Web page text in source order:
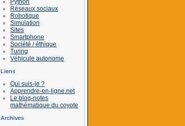
Réseaux sociaux
Robotique
Simulation
Sites
Smartphone
Société / éthique
Turing
Véhicule autonome
Liens
Qui suis-je ?
Apprendre-en-ligne.net
Le blog-notes
mathématique du coyote
Archives